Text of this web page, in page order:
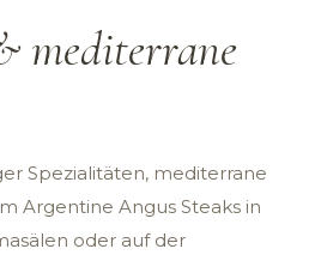
mediterrane
Spezialitäten, mediterrane
Argentine Angus Steaks in
oder auf der